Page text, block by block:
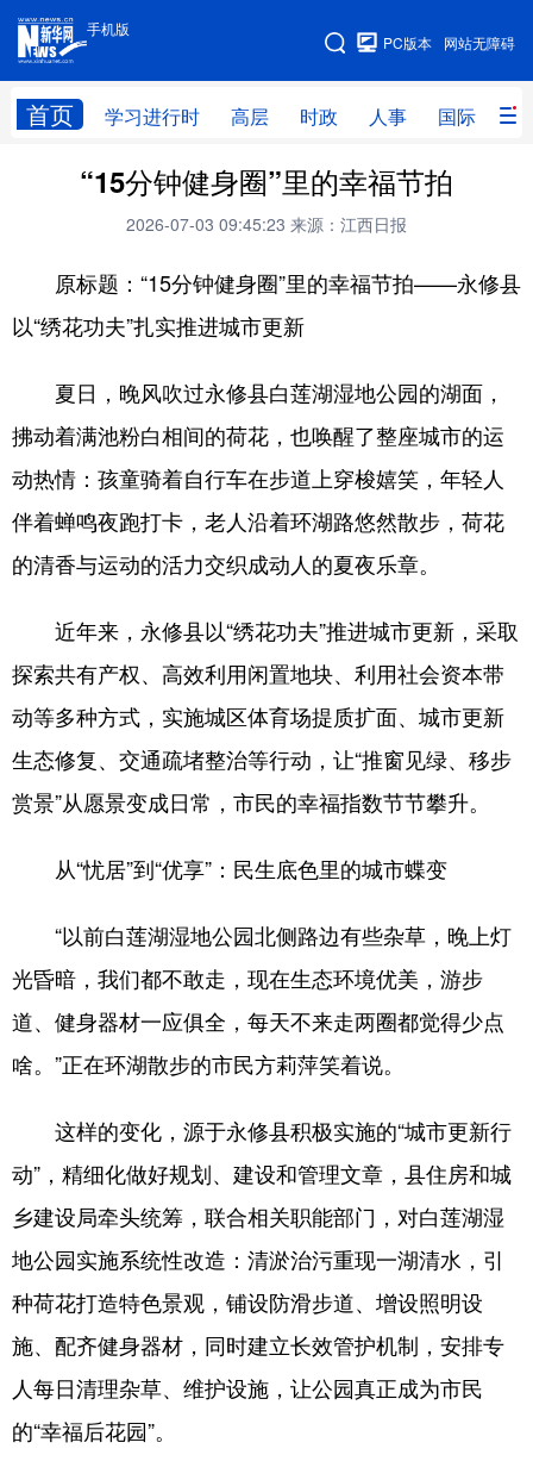
手机版
网站无障碍
PC版本
首页 学习进行时 高层 时政 人事 国际 财
手机版
网站地图
学习进行时 高层 时政 人事
财经 网评
台湾 思客智库 全球连线 教育
科技 科创
文化 书画 健康 军事
访谈 视频 图片 政务
法律 中央文件 金融 汽车
食品 人居 信息化 数字经济
学术中国 乡村振兴 银龄 溯源中国
城市 旅游 能源 会展
彩票 娱乐 时尚 悦读
公益 一带一路 亚太网 上市公司
文化产业
地方频道
北京 天津 河北 山西
辽宁 吉林 上海 江苏
浙江 安徽 福建 江西
山东 河南 湖北
广东 广西 海南 重庆
四川 贵州 云南 西藏
陕西 甘肃 青海 宁夏
新疆 内蒙古 黑龙江
多语种频道
English
“15分钟健身圈”里的幸福节拍
2026-07-03 09:45:23 来源：江西日报
原标题：“15分钟健身圈”里的幸福节拍——永修县
以“绣花功夫”扎实推进城市更新
夏日，晚风吹过永修县白莲湖湿地公园的湖面，
拂动着满池粉白相间的荷花，也唤醒了整座城市的运
动热情：孩童骑着自行车在步道上穿梭嬉笑，年轻人
伴着蝉鸣夜跑打卡，老人沿着环湖路悠然散步，荷花
的清香与运动的活力交织成动人的夏夜乐章。
近年来，永修县以“绣花功夫”推进城市更新，采取
探索共有产权、高效利用闲置地块、利用社会资本带
动等多种方式，实施城区体育场提质扩面、城市更新
生态修复、交通疏堵整治等行动，让“推窗见绿、移步
赏景”从愿景变成日常，市民的幸福指数节节攀升。
从“忧居”到“优享”：民生底色里的城市蝶变
“以前白莲湖湿地公园北侧路边有些杂草，晚上灯
光昏暗，我们都不敢走，现在生态环境优美，游步
道、健身器材一应俱全，每天不来走两圈都觉得少点
啥。”正在环湖散步的市民方莉萍笑着说。
这样的变化，源于永修县积极实施的“城市更新行
动”，精细化做好规划、建设和管理文章，县住房和城
乡建设局牵头统筹，联合相关职能部门，对白莲湖湿
地公园实施系统性改造：清淤治污重现一湖清水，引
种荷花打造特色景观，铺设防滑步道、增设照明设
施、配齐健身器材，同时建立长效管护机制，安排专
人每日清理杂草、维护设施，让公园真正成为市民
的“幸福后花园”。